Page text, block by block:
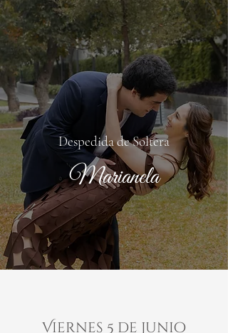
Despedida de Soltera
Marianela
Viernes 5 de junio